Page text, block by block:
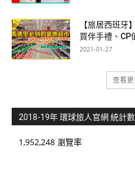
【旅居西班牙
買伴手禮、CP
2021-01-27
查看更
2018-19年 環球旅人官網 統計
1,952,248 瀏覽率